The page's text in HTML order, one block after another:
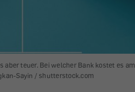
teuer. Bei welcher Bank kostet es am
Sayin / shutterstock.com